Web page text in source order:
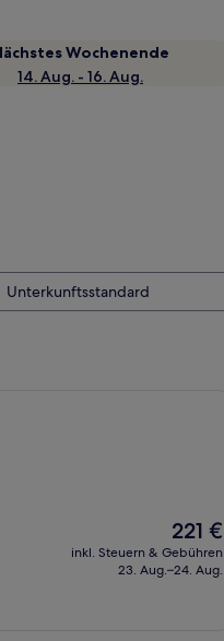
Wochenende
14. Aug. - 16. Aug.
Unterkunftsstandard
Der
Preis
beträgt
221 €
inkl. Steuern & Gebühren
23. Aug.–24. Aug.